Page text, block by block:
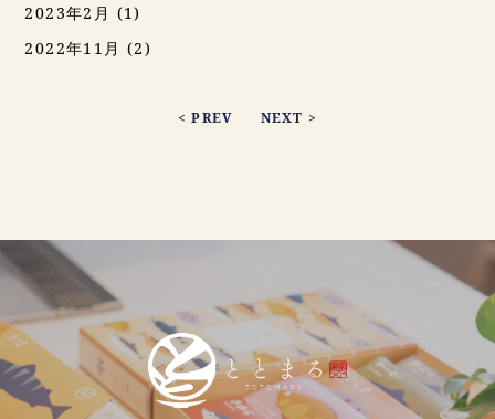
2023年2月 (1)
2022年11月 (2)
< PREV NEXT >